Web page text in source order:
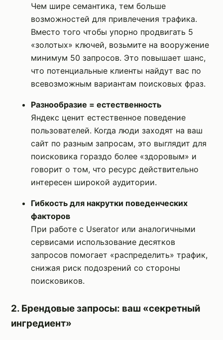
Чем шире семантика, тем больше
возможностей для привлечения трафика.
Вместо того чтобы упорно продвигать 5
«золотых» ключей, возьмите на вооружение
минимум 50 запросов. Это повышает шанс,
что потенциальные клиенты найдут вас по
всевозможным вариантам поисковых фраз.
Разнообразие = естественность
Яндекс ценит естественное поведение
пользователей. Когда люди заходят на ваш
сайт по разным запросам, это выглядит для
поисковика гораздо более «здоровым» и
говорит о том, что ресурс действительно
интересен широкой аудитории.
Гибкость для накрутки поведенческих
факторов
При работе с Userator или аналогичными
сервисами использование десятков
запросов помогает «распределить» трафик,
снижая риск подозрений со стороны
поисковиков.
2. Брендовые запросы: ваш «секретный
ингредиент»